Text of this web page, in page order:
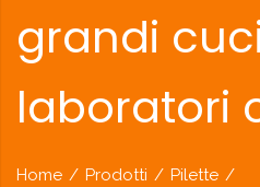
grandi
laboratori
Home / Prodotti / Pilette /